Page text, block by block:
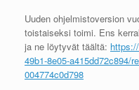
Uuden ohjelmistoversion
toistaiseksi toimi. Ens
ja ne löytyvät täältä:
49b1-8e05-a415dd72c894/
004774c0d798